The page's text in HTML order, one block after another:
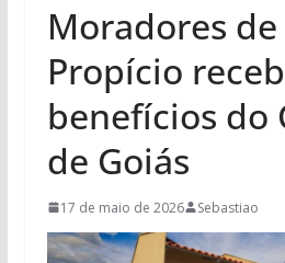
Moradores de
Propício
benefícios do
de Goiás
17 de maio de 2026 Sebastiao